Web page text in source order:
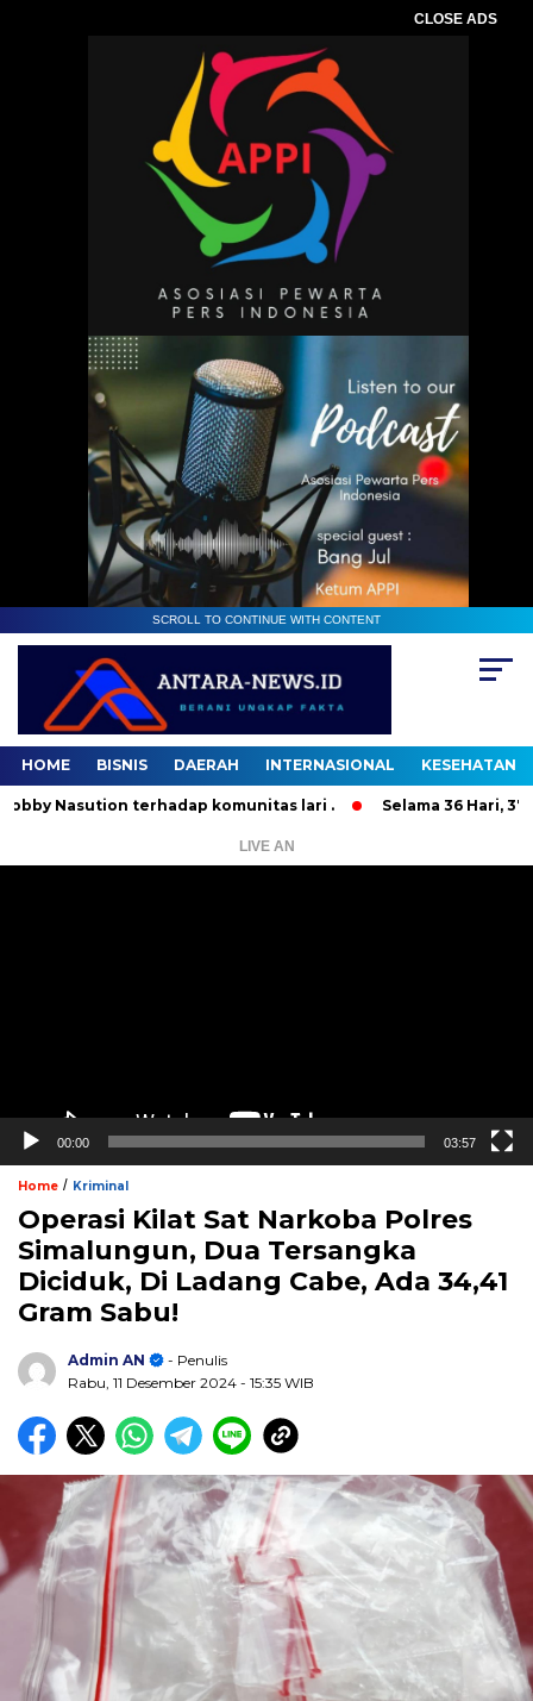
CLOSE ADS
SCROLL TO CONTINUE WITH CONTENT
HOME BISNIS DAERAH INTERNASIONAL KESEHATAN
terhadap komunitas lari . Selama 36 Hari, 37
LIVE AN
00:00 03:57
Home / Kriminal
Operasi Kilat Sat Narkoba Polres
Simalungun, Dua Tersangka
Diciduk, Di Ladang Cabe, Ada 34,41
Gram Sabu!
Admin AN
- Penulis
Rabu, 11 Desember 2024 - 15:35 WIB